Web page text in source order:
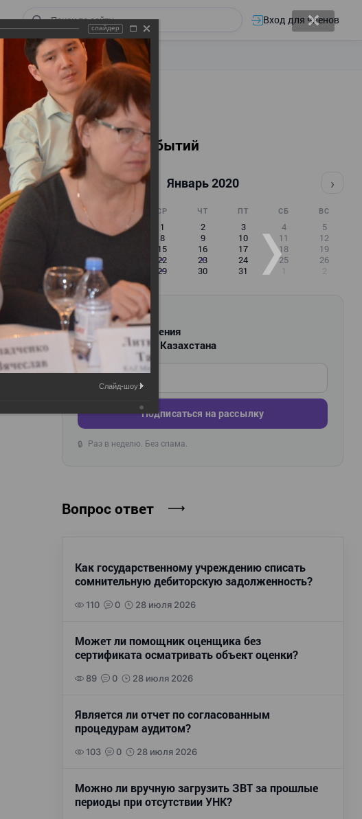
Вход для членов
Календарь событий
‹ Январь 2020 ›
ПН СР ЧТ ПТ СБ ВС
30 31 1 2 3 4
5
7 8 9 10 11
12
15 16 17 18
19
20
22 23 24 25
26
27
29 30 31 1 2
РАССЫЛКА
Новости и изменения
для бухгалтеров Казахстана
Введите ваш e-mail
Подписаться на рассылку
🔒 Раз в неделю. Без спама.
Вопрос ответ
Как государственному учреждению списать
сомнительную дебиторскую задолженность?
110 0 28 июля 2026
Может ли помощник оценщика без
сертификата осматривать объект оценки?
89 0 28 июля 2026
Является ли отчет по согласованным
процедурам аудитом?
103 0 28 июля 2026
Можно ли вручную загрузить ЗВТ за прошлые
периоды при отсутствии УНК?
слайдер
Слайд-шоу: